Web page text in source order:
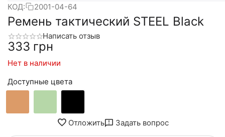
КОД: 2001-04-64
Ремень тактический STEEL Black
Написать отзыв
‍333‍ грн
Нет в наличии
Доступные цвета
Отложить Задать вопрос